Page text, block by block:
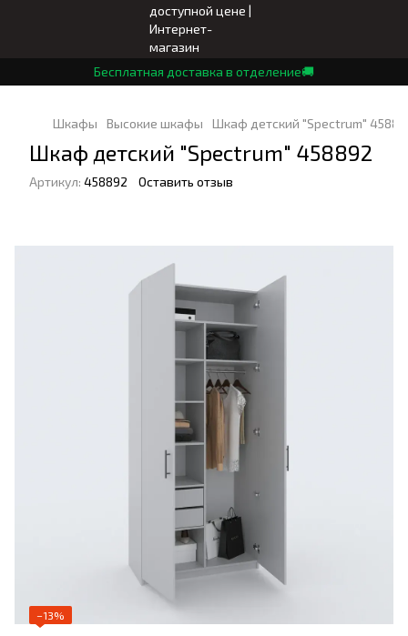
Бесплатная доставка в отделение🚚
Шкафы Высокие шкафы Шкаф детский "Spectrum"
Шкаф детский "Spectrum" 458892
Артикул: 458892 Оставить отзыв
−13%